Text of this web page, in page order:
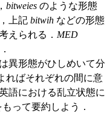
bitweies のような形態
上記 bitwih などの形態
えられる． MED
異形態がひしめいて分
ればそれぞれの間に意
語における乱立状態に
って要約しよう．